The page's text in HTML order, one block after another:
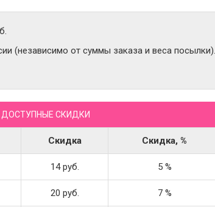
(независимо от суммы заказа и веса посылки).
ДОСТУПНЫЕ СКИДКИ
Скидка Скидка, %
14 руб. 5 %
20 руб. 7 %